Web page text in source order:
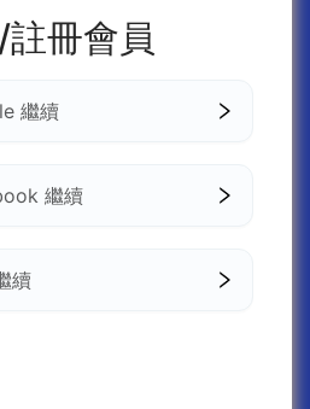
冊會員
繼續
繼續
續